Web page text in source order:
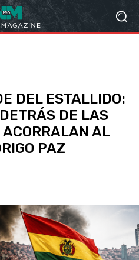
DEL ESTALLIDO:
DE LAS
ACORRALAN AL
PAZ